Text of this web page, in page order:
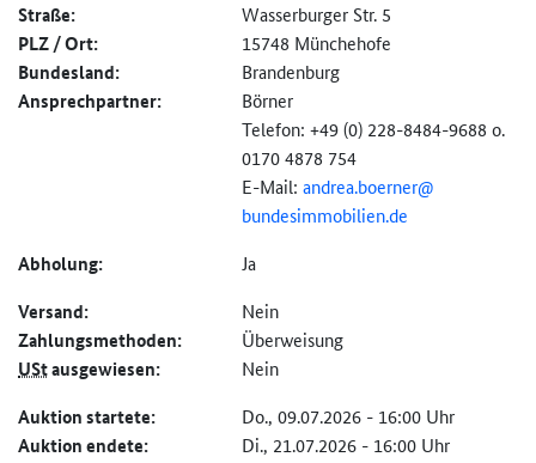
Straße: Wasserburger Str. 5
PLZ / Ort: 15748 Münchehofe
Bundesland: Brandenburg
Ansprechpartner:
Börner
Telefon: +49 (0) 228-8484-9688 o.
0170 4878 754
E-Mail: andrea.boerner@
bundesimmobilien.de
Abholung: Ja
Versand: Nein
Zahlungs­methoden: Überweisung
UStausgewiesen: Nein
Auktion startete: Do., 09.07.2026 - 16:00 Uhr
Auktion endete: Di., 21.07.2026 - 16:00 Uhr